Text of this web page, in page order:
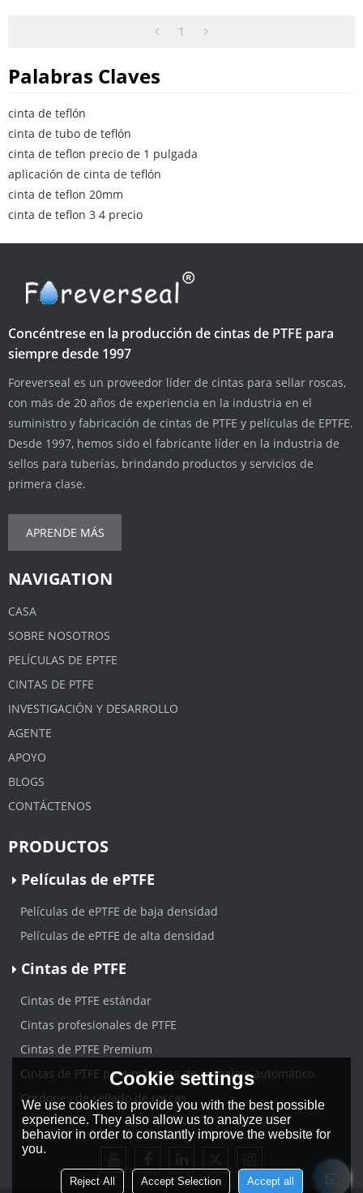
1
Palabras Claves
cinta de teflón
cinta de tubo de teflón
cinta de teflon precio de 1 pulgada
aplicación de cinta de teflón
cinta de teflon 20mm
cinta de teflon 3 4 precio
Concéntrese en la producción de cintas de PTFE para
siempre desde 1997
Foreverseal es un proveedor líder de cintas para sellar roscas,
con más de 20 años de experiencia en la industria en el
suministro y fabricación de cintas de PTFE y películas de EPTFE.
Desde 1997, hemos sido el fabricante líder en la industria de
sellos para tuberías, brindando productos y servicios de
primera clase.
APRENDE MÁS
NAVIGATION
CASA
SOBRE NOSOTROS
PELÍCULAS DE EPTFE
CINTAS DE PTFE
INVESTIGACIÓN Y DESARROLLO
AGENTE
APOYO
BLOGS
CONTÁCTENOS
PRODUCTOS
Películas de ePTFE
Películas de ePTFE de baja densidad
Películas de ePTFE de alta densidad
Cintas de PTFE
Cintas de PTFE estándar
Cintas profesionales de PTFE
Cintas de PTFE Premium
Cintas de PTFE para máquina de embalaje automático
Cordones de sellado de roscas
Cookie settings
We use cookies to provide you with the best possible
experience. They also allow us to analyze user
behavior in order to constantly improve the website for
you.
Reject All Accept Selection Accept all